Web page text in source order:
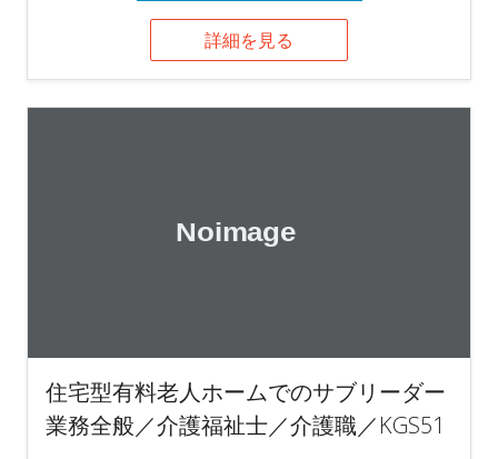
詳細を見る
住宅型有料老人ホームでのサブリーダー
業務全般／介護福祉士／介護職／KGS51